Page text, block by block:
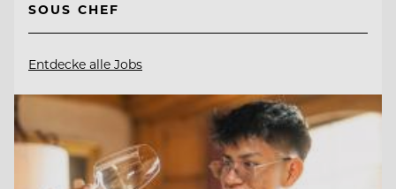
SOUS CHEF
Entdecke alle Jobs